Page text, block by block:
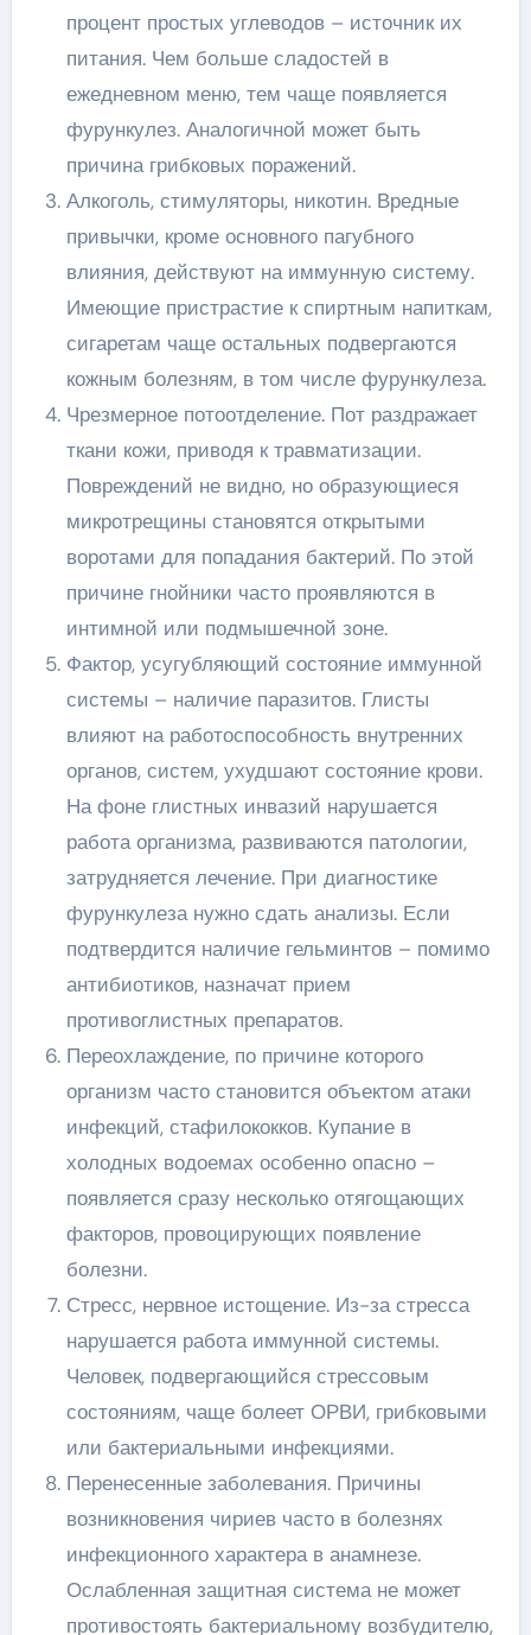
процент простых углеводов – источник их
питания. Чем больше сладостей в
ежедневном меню, тем чаще появляется
фурункулез. Аналогичной может быть
причина грибковых поражений.
Алкоголь, стимуляторы, никотин. Вредные
привычки, кроме основного пагубного
влияния, действуют на иммунную систему.
Имеющие пристрастие к спиртным напиткам,
сигаретам чаще остальных подвергаются
кожным болезням, в том числе фурункулеза.
Чрезмерное потоотделение. Пот раздражает
ткани кожи, приводя к травматизации.
Повреждений не видно, но образующиеся
микротрещины становятся открытыми
воротами для попадания бактерий. По этой
причине гнойники часто проявляются в
интимной или подмышечной зоне.
Фактор, усугубляющий состояние иммунной
системы – наличие паразитов. Глисты
влияют на работоспособность внутренних
органов, систем, ухудшают состояние крови.
На фоне глистных инвазий нарушается
работа организма, развиваются патологии,
затрудняется лечение. При диагностике
фурункулеза нужно сдать анализы. Если
подтвердится наличие гельминтов – помимо
антибиотиков, назначат прием
противоглистных препаратов.
Переохлаждение, по причине которого
организм часто становится объектом атаки
инфекций, стафилококков. Купание в
холодных водоемах особенно опасно –
появляется сразу несколько отягощающих
факторов, провоцирующих появление
болезни.
Стресс, нервное истощение. Из-за стресса
нарушается работа иммунной системы.
Человек, подвергающийся стрессовым
состояниям, чаще болеет ОРВИ, грибковыми
или бактериальными инфекциями.
Перенесенные заболевания. Причины
возникновения чириев часто в болезнях
инфекционного характера в анамнезе.
Ослабленная защитная система не может
противостоять бактериальному возбудителю,